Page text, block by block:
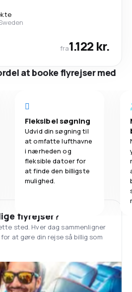
fra1.122 kr.
at booke flyrejser med
Fleksibel søgning
Udvid din søgning til
at omfatte lufthavne
i nærheden og
fleksible datoer for
at finde den billigste
mulighed.
flyrejser?
sted. Hver dag sammenligner
at gøre din rejse så billig som